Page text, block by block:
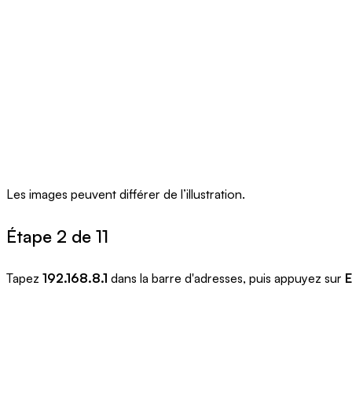
Les images peuvent différer de l’illustration.
Étape 2 de 11
Tapez 192.168.8.1 dans la barre d'adresses, puis appuyez sur